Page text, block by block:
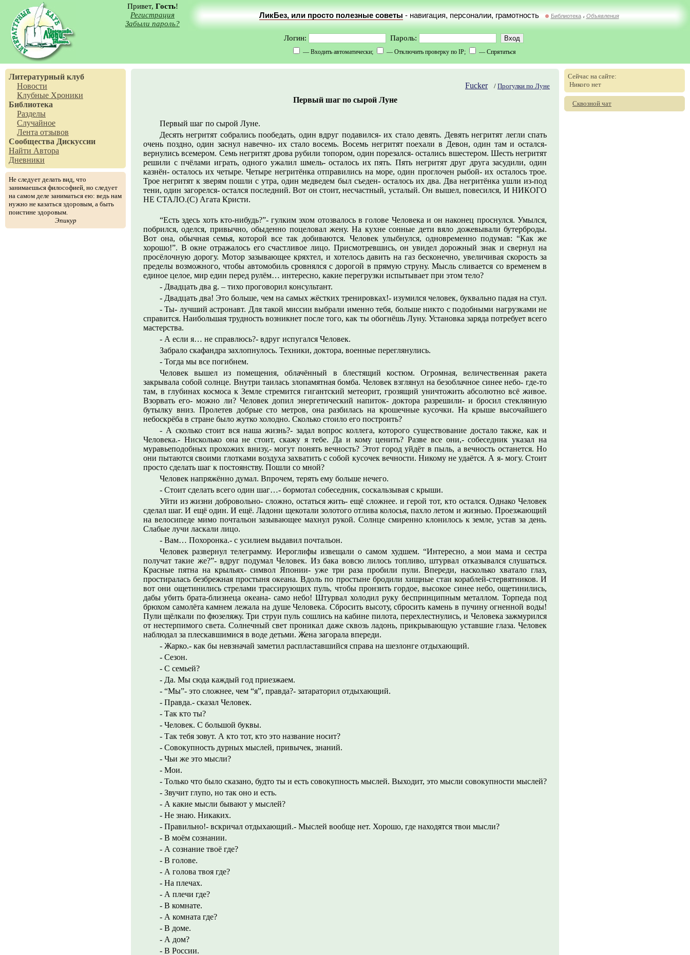
Привет, Гость!
Регистрация
Забыли пароль?
ЛикБез, или просто полезные советы - навигация, персоналии, грамотность Библиотека // Объявления
Логин: Пароль:
— Входить автоматически; — Отключить проверку по IP; — Спрятаться
Литературный клуб
Новости
Клубные Хроники
Библиотека
Разделы
Случайное
Лента отзывов
Сообщества Дискуссии
Найти Автора
Дневники
Не следует делать вид, что
занимаешься философией, но следует
на самом деле заниматься ею: ведь нам
нужно не казаться здоровым, а быть
поистине здоровым.
Эпикур
Fucker / Прогулки по Луне
Первый шаг по сырой Луне
Первый шаг по сырой Луне.
Десять негритят собрались пообедать, один вдруг подавился- их стало девять. Девять негритят легли спать
очень поздно, один заснул навечно- их стало восемь. Восемь негритят поехали в Девон, один там и остался-
вернулись всемером. Семь негритят дрова рубили топором, один порезался- остались вшестером. Шесть негритят
решили с пчёлами играть, одного ужалил шмель- осталось их пять. Пять негритят друг друга засудили, один
казнён- осталось их четыре. Четыре негритёнка отправились на море, один проглочен рыбой- их осталось трое.
Трое негритят к зверям пошли с утра, один медведем был съеден- осталось их два. Два негритёнка ушли из-под
тени, один загорелся- остался последний. Вот он стоит, несчастный, усталый. Он вышел, повесился, И НИКОГО
НЕ СТАЛО.(C) Агата Кристи.
“Есть здесь хоть кто-нибудь?”- гулким эхом отозвалось в голове Человека и он наконец проснулся. Умылся,
побрился, оделся, привычно, обыденно поцеловал жену. На кухне сонные дети вяло дожевывали бутерброды.
Вот она, обычная семья, которой все так добиваются. Человек улыбнулся, одновременно подумав: “Как же
хорошо!”. В окне отражалось его счастливое лицо. Присмотревшись, он увидел дорожный знак и свернул на
просёлочную дорогу. Мотор зазывающее кряхтел, и хотелось давить на газ бесконечно, увеличивая скорость за
пределы возможного, чтобы автомобиль сровнялся с дорогой в прямую струну. Мысль сливается со временем в
единое целое, мир един перед рулём… интересно, какие перегрузки испытывает при этом тело?
- Двадцать два g. – тихо проговорил консультант.
- Двадцать два! Это больше, чем на самых жёстких тренировках!- изумился человек, буквально падая на стул.
- Ты- лучший астронавт. Для такой миссии выбрали именно тебя, больше никто с подобными нагрузками не
справится. Наибольшая трудность возникнет после того, как ты обогнёшь Луну. Установка заряда потребует всего
мастерства.
- А если я… не справлюсь?- вдруг испугался Человек.
Забрало скафандра захлопнулось. Техники, доктора, военные переглянулись.
- Тогда мы все погибнем.
Человек вышел из помещения, облачённый в блестящий костюм. Огромная, величественная ракета
закрывала собой солнце. Внутри таилась злопамятная бомба. Человек взглянул на безоблачное синее небо- где-то
там, в глубинах космоса к Земле стремится гигантский метеорит, грозящий уничтожить абсолютно всё живое.
Взорвать его- можно ли? Человек допил энергетический напиток- доктора разрешили- и бросил стеклянную
бутылку вниз. Пролетев добрые сто метров, она разбилась на крошечные кусочки. На крыше высочайшего
небоскрёба в стране было жутко холодно. Сколько стоило его построить?
- А сколько стоит вся наша жизнь?- задал вопрос коллега, которого существование достало также, как и
Человека.- Нисколько она не стоит, скажу я тебе. Да и кому ценить? Разве все они,- собеседник указал на
муравьеподобных прохожих внизу,- могут понять вечность? Этот город уйдёт в пыль, а вечность останется. Но
они пытаются своими глотками воздуха захватить с собой кусочек вечности. Никому не удаётся. А я- могу. Стоит
просто сделать шаг к постоянству. Пошли со мной?
Человек напряжённо думал. Впрочем, терять ему больше нечего.
- Стоит сделать всего один шаг…- бормотал собеседник, соскальзывая с крыши.
Уйти из жизни добровольно- сложно, остаться жить- ещё сложнее. и герой тот, кто остался. Однако Человек
сделал шаг. И ещё один. И ещё. Ладони щекотали золотого отлива колосья, пахло летом и жизнью. Проезжающий
на велосипеде мимо почтальон зазывающее махнул рукой. Солнце смиренно клонилось к земле, устав за день.
Слабые лучи ласкали лицо.
- Вам… Похоронка.- с усилием выдавил почтальон.
Человек развернул телеграмму. Иероглифы извещали о самом худшем. “Интересно, а мои мама и сестра
получат такие же?”- вдруг подумал Человек. Из бака вовсю лилось топливо, штурвал отказывался слушаться.
Красные пятна на крыльях- символ Японии- уже три раза пробили пули. Впереди, насколько хватало глаз,
простиралась безбрежная простыня океана. Вдоль по простыне бродили хищные стаи кораблей-стервятников. И
вот они ощетинились стрелами трассирующих пуль, чтобы пронзить гордое, высокое синее небо, ощетинились,
дабы убить брата-близнеца океана- само небо! Штурвал холодил руку беспринципным металлом. Торпеда под
брюхом самолёта камнем лежала на душе Человека. Сбросить высоту, сбросить камень в пучину огненной воды!
Пули щёлкали по фюзеляжу. Три струи пуль сошлись на кабине пилота, перехлестнулись, и Человека зажмурился
от нестерпимого света. Солнечный свет проникал даже сквозь ладонь, прикрывающую уставшие глаза. Человек
наблюдал за плескавшимися в воде детьми. Жена загорала впереди.
- Жарко.- как бы невзначай заметил распластавшийся справа на шезлонге отдыхающий.
- Сезон.
- С семьей?
- Да. Мы сюда каждый год приезжаем.
- “Мы”- это сложнее, чем “я”, правда?- затараторил отдыхающий.
- Правда.- сказал Человек.
- Так кто ты?
- Человек. С большой буквы.
- Так тебя зовут. А кто тот, кто это название носит?
- Совокупность дурных мыслей, привычек, знаний.
- Чьи же это мысли?
- Мои.
- Только что было сказано, будто ты и есть совокупность мыслей. Выходит, это мысли совокупности мыслей?
- Звучит глупо, но так оно и есть.
- А какие мысли бывают у мыслей?
- Не знаю. Никаких.
- Правильно!- вскричал отдыхающий.- Мыслей вообще нет. Хорошо, где находятся твои мысли?
- В моём сознании.
- А сознание твоё где?
- В голове.
- А голова твоя где?
- На плечах.
- А плечи где?
- В комнате.
- А комната где?
- В доме.
- А дом?
- В России.
Сейчас на сайте:
Никого нет
Сквозной чат